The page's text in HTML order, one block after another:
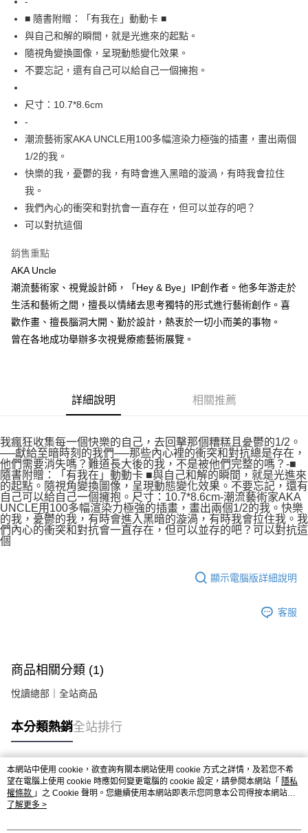
■ 隨書附贈：「有我在」動動卡 ■
與自己和解的瞬間，就是光進來的起點。
隨視角變換圖像，呈現動態變化效果。
不要忘記，還有自己可以給自己一個擁抱。
尺寸：10.7*8.6cm
-
潮流藝術家AKA UNCLE用100多幅渲染力極強的插畫，畫出兩個
1/2的我。
快樂的我，憂鬱的我，有時會進入黑暗的漩渦，有時我會拉住
我。
我們內心的衝突和對抗會一直存在，但可以並存的吧？
可以對抗這個
銷售重點
AKA Uncle
潮流藝術家、視覺設計師，「Hey & Bye」IP創作者。他多年游走於
生活和藝術之間，擅長以情緒去思考獨特的形式進行藝術創作。喜
歡作畫、擅長腦洞大開、勤於設計，熱衷於一切小而美的事物。
曾在各地成功舉辦多次視覺療癒藝術展覽。
詳細說明 相關推薦
我瘋狂收集每一個快樂的自己，去回擊那個糟糕且憂鬱的1/2。
──獻給至暗時刻的我們──那些內心裡的衝突和對抗總是存在，
他們需要消失嗎？難道長大後的我，不是被他們完整的嗎？-■
隨書附贈：「有我在」動動卡 ■與自己和解的瞬間，就是光進來
的起點。隨視角變換圖像，呈現動態變化效果。不要忘記，還有
自己可以給自己一個擁抱。尺寸：10.7*8.6cm-潮流藝術家AKA
UNCLE用100多幅渲染力極強的插畫，畫出兩個1/2的我。快樂
的我，憂鬱的我，有時會進入黑暗的漩渦，有時我會拉住我。我
們內心的衝突和對抗會一直存在，但可以並存的吧？可以對抗這
個
顯示電腦版詳細說明
客服
商品相關分類 (1)
悅讀總部｜全站商品
本分類熱銷全站排行
熱門標籤
本網站中使用 cookie，欲查詢有關本網站使用 cookie 方式之詳情，及若您不希
望在電腦上使用 cookie 時應如何變更電腦的 cookie 設定，請參閱本網站「 隱私
權條款 」之 Cookie 聲明。您繼續使用本網站即表示您同意本公司得按本網站使
用條款之 Cookie 聲明使用 cookie。
了解更多 >